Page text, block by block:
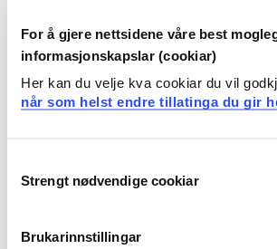
For å gjere nettsidene våre best
informasjonskapslar (cookiar)
Her kan du velje kva cookiar du vil
når som helst endre tillatinga du gir
Selection
Strengt nødvendige cookiar
Brukarinnstillingar
klimautdanningene
ØKS | Økonomi- og
reiselivsutdanningene
arbeid og vernepleie